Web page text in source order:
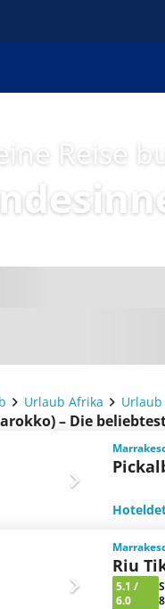
Reise
Urlaub Afrika
– Die
Riu
5.1 /
6.0